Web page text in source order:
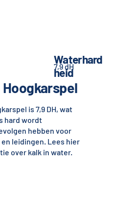
is 7,9 DH, wat
hard wordt
hebben voor
leidingen. Lees hier
over kalk in water.
Waterhard
heid
7,9 dH